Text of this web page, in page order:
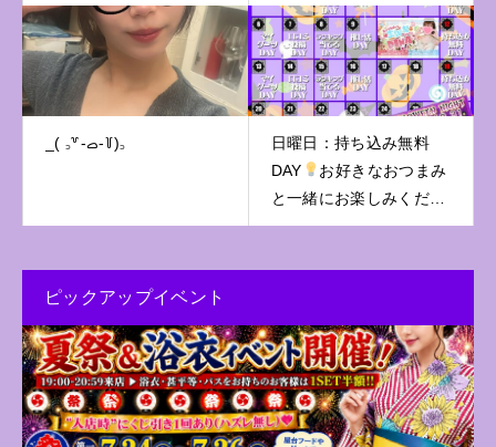
‎_( ꜆꒷-ࡇ-꒦)꜆
日曜日：持ち込み無料
DAY
お好きなおつまみ
と一緒にお楽しみくださ
い♪
ピックアップイベント